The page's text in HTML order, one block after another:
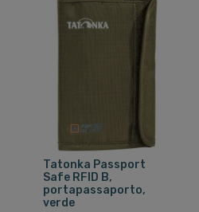
Tatonka Passport
Safe RFID B,
portapassaporto,
verde